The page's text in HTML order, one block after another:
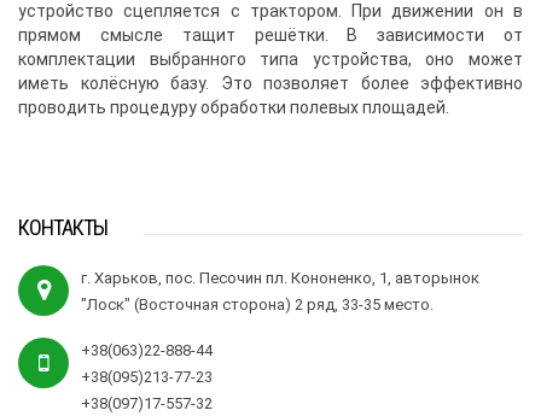
устройство сцепляется с трактором. При движении он в
прямом смысле тащит решётки. В зависимости от
комплектации выбранного типа устройства, оно может
иметь колёсную базу. Это позволяет более эффективно
проводить процедуру обработки полевых площадей.
КОНТАКТЫ
г. Харьков, пос. Песочин пл. Кононенко, 1, авторынок
"Лоск" (Восточная сторона) 2 ряд, 33-35 место.
+38(063)22-888-44
+38(095)213-77-23
+38(097)17-557-32